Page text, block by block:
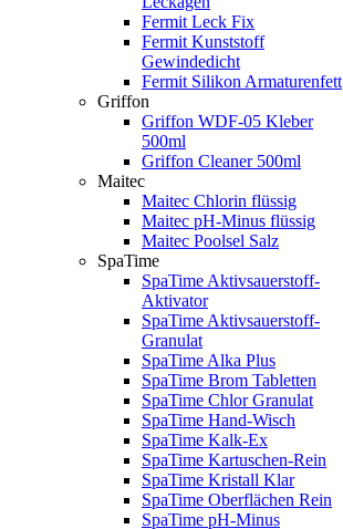
Fermit Leck Fix
Fermit Kunststoff
Gewindedicht
Fermit Silikon Armaturenfett
Griffon
Griffon WDF-05 Kleber
500ml
Griffon Cleaner 500ml
Maitec
Maitec Chlorin flüssig
Maitec pH-Minus flüssig
Maitec Poolsel Salz
SpaTime
SpaTime Aktivsauerstoff-
Aktivator
SpaTime Aktivsauerstoff-
Granulat
SpaTime Alka Plus
SpaTime Brom Tabletten
SpaTime Chlor Granulat
SpaTime Hand-Wisch
SpaTime Kalk-Ex
SpaTime Kartuschen-Rein
SpaTime Kristall Klar
SpaTime Oberflächen Rein
SpaTime pH-Minus